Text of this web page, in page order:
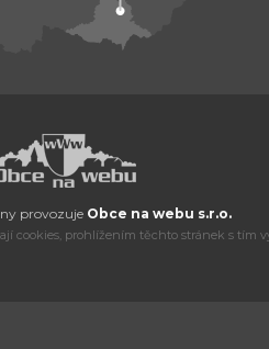
provozuje Obce na webu s.r.o.
cookies, prohlížením těchto stránek s tím